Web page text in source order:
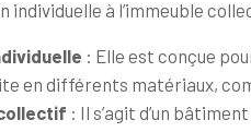
individuelle à l’immeuble
: Elle est conçue
en différents matériaux,
: Il s’agit d’un